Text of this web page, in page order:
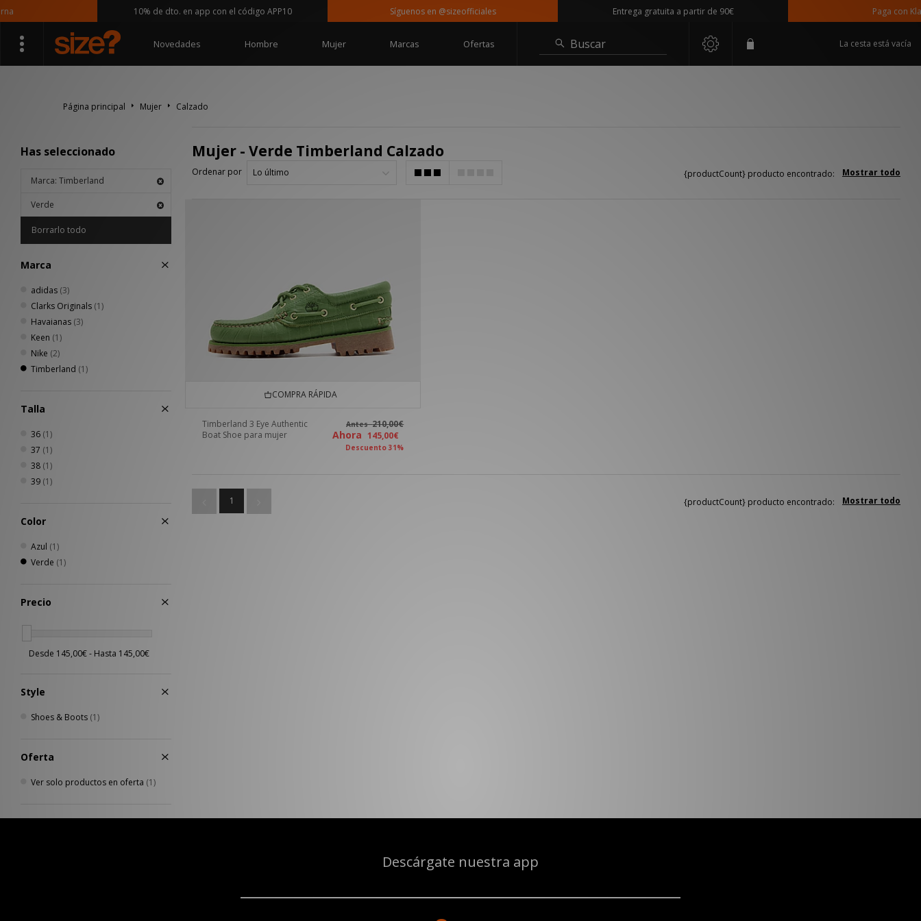
10% de dto. en app con el código APP10 Síguenos en @sizeofficiales Entrega gratuita a partir de 90€ Paga con
Novedades Hombre Mujer Marcas Ofertas Buscar La cesta está vacía
Página principal Mujer Calzado
Has seleccionado
Marca: Timberland
Verde
Borrarlo todo
Marca
adidas (3)
Clarks Originals (1)
Havaianas (3)
Keen (1)
Nike (2)
Timberland (1)
Talla
36 (1)
37 (1)
38 (1)
39 (1)
Color
Azul (1)
Verde (1)
Precio
Style
Shoes & Boots (1)
Oferta
Ver solo productos en oferta (1)
Mujer - Verde Timberland Calzado
Ordenar por Mostrar todo
{productCount} producto encontrado:
COMPRA RÁPIDA
Timberland 3 Eye Authentic
Boat Shoe para mujer
Antes210,00€
Ahora145,00€
Descuento 31%
1 Mostrar todo
{productCount} producto encontrado:
Descárgate nuestra app